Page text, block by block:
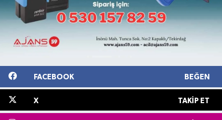
FACEBOOK BEĞEN
X TAKIP ET